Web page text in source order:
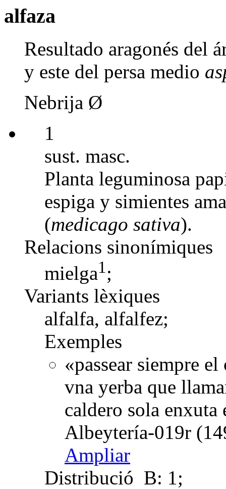
alfaza
Resultado aragonés del
y este del persa medio
Nebrija Ø
1
sust. masc.
Planta leguminosa
espiga y simientes
(medicago sativa).
Relacions sinonímiques
mielga1;
Variants lèxiques
alfalfa, alfalfez;
Exemples
«passear siempre
vna yerba que
caldero sola
Albeytería-019r
Ampliar
Distribució B: 1;